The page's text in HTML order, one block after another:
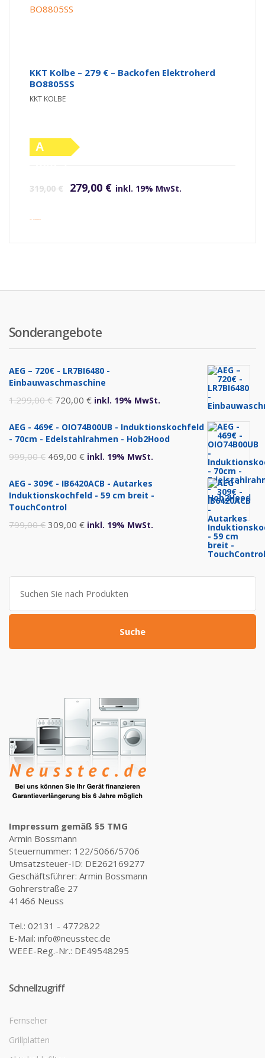
KKT Kolbe – 279 € – Backofen Elektroherd
BO8805SS
KKT KOLBE
A
319,00€ 279,00 € inkl. 19% MwSt.
inkl. Versandkosten
Sonderangebote
AEG – 720€ - LR7BI6480 -
Einbauwaschmaschine
1.299,00€ Ursprünglicher
war:
720,00 €Aktueller
ist:
inkl. 19% MwSt.
AEG - 469€ - OIO74B00UB - Induktionskochfeld
- 70cm - Edelstahlrahmen - Hob2Hood
999,00€ Ursprünglicher
war:
999,00 €
469,00 €Aktueller
ist:
inkl. 19% MwSt.
AEG - 309€ - IB6420ACB - Autarkes
Induktionskochfeld - 59 cm breit -
TouchControl
799,00€ Ursprünglicher
799,00 €
309,00 €Aktueller
309,00 €.
inkl. 19% MwSt.
Suche
nach:
Suche
Impressum gemäß §5 TMG
Armin Bossmann
Steuernummer: 122/5066/5706
Umsatzsteuer-ID: DE262169277
Geschäftsführer: Armin Bossmann
Gohrerstraße 27
41466 Neuss
Tel.: 02131 - 4772822
E-Mail: info@neusstec.de
WEEE-Reg.-Nr.: DE49548295
Schnellzugriff
Fernseher
Grillplatten